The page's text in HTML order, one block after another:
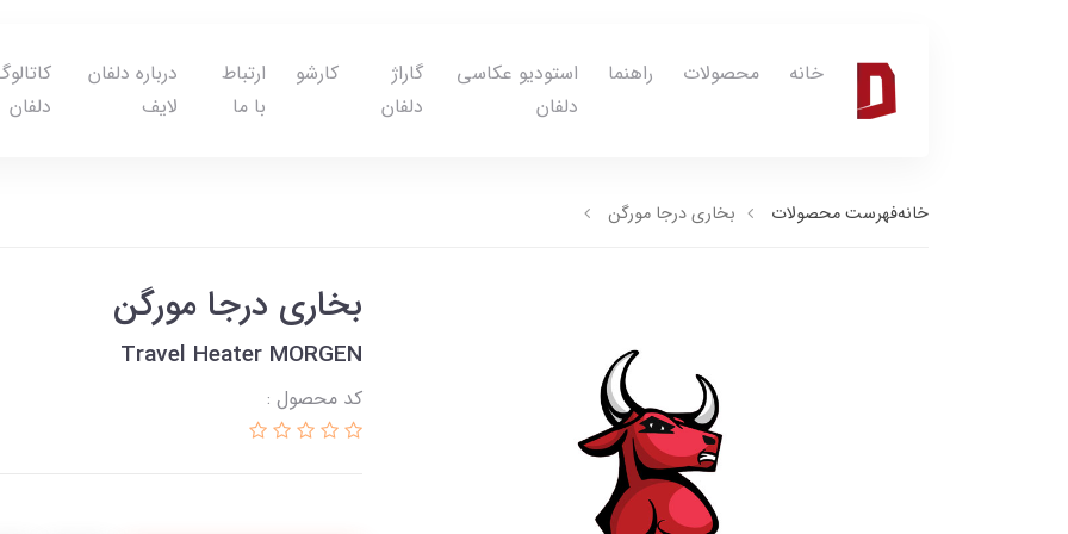
خانه محصولات راهنما
استودیو عکاسی
دلفان
گاراژ
دلفان
کارشو
ارتباط
با ما
درباره دلفان
لایف
دلفان
خانهفهرست محصولات بخاری درجا مورگن
بخاری درجا مورگن
Travel Heater MORGEN
کد محصول :